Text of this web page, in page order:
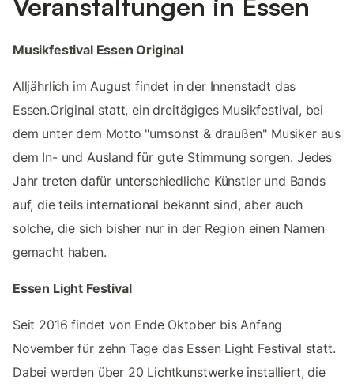
Veranstaltungen in Essen
Musikfestival Essen Original
Alljährlich im August findet in der Innenstadt das
Essen.Original statt, ein dreitägiges Musikfestival, bei
dem unter dem Motto "umsonst & draußen" Musiker aus
dem In- und Ausland für gute Stimmung sorgen. Jedes
Jahr treten dafür unterschiedliche Künstler und Bands
auf, die teils international bekannt sind, aber auch
solche, die sich bisher nur in der Region einen Namen
gemacht haben.
Essen Light Festival
Seit 2016 findet von Ende Oktober bis Anfang
November für zehn Tage das Essen Light Festival statt.
Dabei werden über 20 Lichtkunstwerke installiert, die